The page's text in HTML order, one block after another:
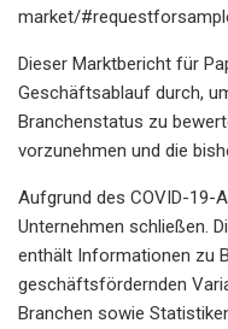
market/
Dieser Marktbericht für
Geschäftsablauf durch,
Branchenstatus zu
vorzunehmen und die
Aufgrund des COVID-19-
Unternehmen schließen.
enthält Informationen zu
geschäftsfördernden
Branchen sowie